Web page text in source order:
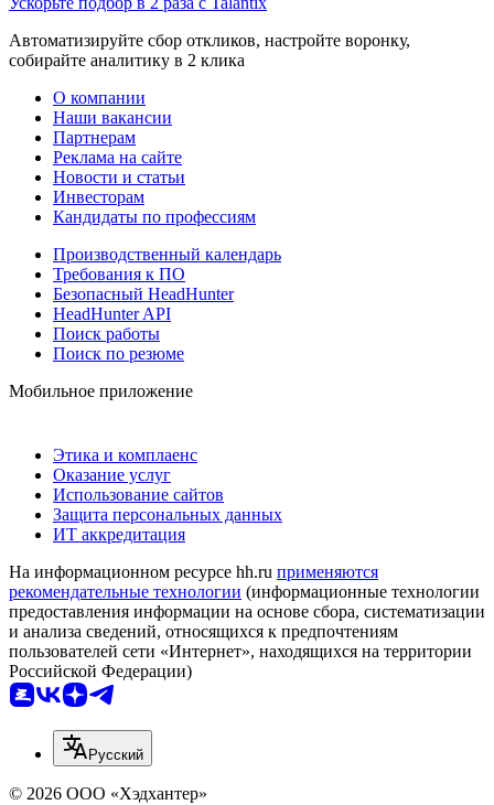
Автоматизируйте сбор откликов, настройте воронку,
собирайте аналитику в 2 клика
О компании
Наши вакансии
Партнерам
Реклама на сайте
Новости и статьи
Инвесторам
Кандидаты по профессиям
Производственный календарь
Требования к ПО
Безопасный HeadHunter
HeadHunter API
Поиск работы
Поиск по резюме
Мобильное приложение
Этика и комплаенс
Оказание услуг
Использование сайтов
Защита персональных данных
ИТ аккредитация
На информационном ресурсе hh.ru применяются
рекомендательные технологии (информационные технологии
предоставления информации на основе сбора, систематизации
и анализа сведений, относящихся к предпочтениям
пользователей сети «Интернет», находящихся на территории
Российской Федерации)
Русский
© 2026 ООО «Хэдхантер»